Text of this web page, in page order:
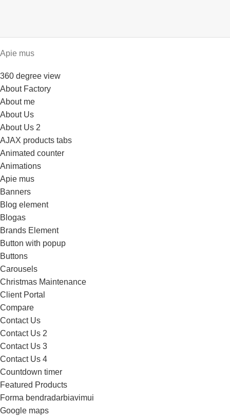
Apie mus
360 degree view
About Factory
About me
About Us
About Us 2
AJAX products tabs
Animated counter
Animations
Apie mus
Banners
Blog element
Blogas
Brands Element
Button with popup
Buttons
Carousels
Christmas Maintenance
Client Portal
Compare
Contact Us
Contact Us 2
Contact Us 3
Contact Us 4
Countdown timer
Featured Products
Forma bendradarbiavimui
Google maps